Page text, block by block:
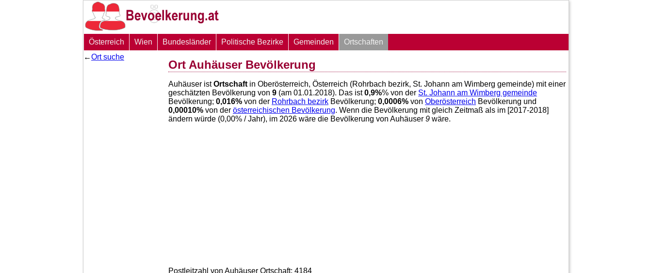
Österreich Wien Bundesländer Politische Bezirke Gemeinden
Ortschaften
←Ort suche
Ort Auhäuser Bevölkerung
Auhäuser istOrtschaft in Oberösterreich, Österreich (Rohrbach bezirk, St. Johann am Wimberg gemeinde) mit einer
geschätzten Bevölkerung von 9 (am 01.01.2018). Das ist0,9%% von der St. Johann am Wimberg gemeinde
Bevölkerung; 0,016% von der Rohrbach bezirk Bevölkerung; 0,0006% von Oberösterreich Bevölkerung und
0,00010% von der österreichischen Bevölkerung. Wenn die Bevölkerung mit gleich Zeitmaß als im [2017-2018]
ändern würde (0,00% / Jahr), im 2026 wäre die Bevölkerung von Auhäuser 9 wäre.
Postleitzahl von Auhäuser Ortschaft: 4184